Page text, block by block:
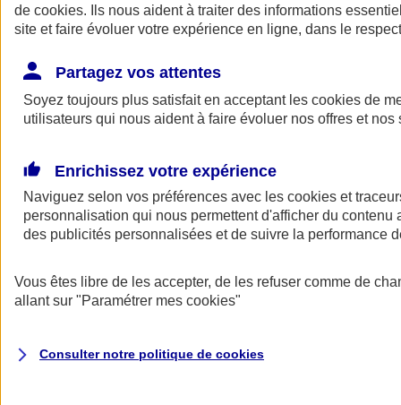
AXA Assurance
de cookies. Ils nous aident à traiter des informations
site et faire évoluer votre expérience en ligne, dans le
Partagez vos attentes
Soyez toujours plus satisfait en acceptant les cookies de
utilisateurs qui nous aident à faire évoluer nos offres et nos
Enrichissez votre expérience
Naviguez selon vos préférences avec les cookies et
personnalisation qui nous permettent d'afficher du contenu
des publicités personnalisées et de suivre la performance
Vous êtes libre de les accepter, de les refuser comme de
allant sur "Paramétrer mes cookies"
Consulter notre politique de cookies